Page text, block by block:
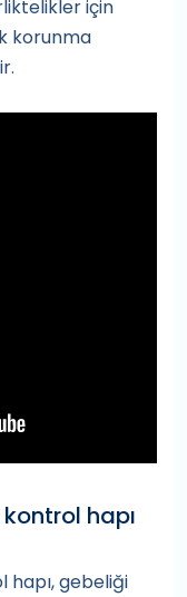
için
korunma
hapı
hapı, gebeliği